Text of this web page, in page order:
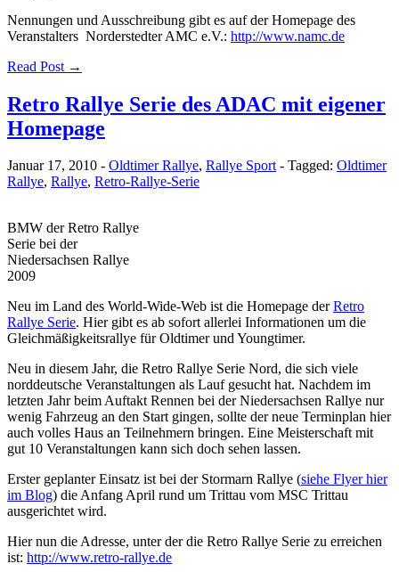
Nennungen und Ausschreibung gibt es auf der Homepage des
Veranstalters Norderstedter AMC e.V.: http://www.namc.de
Read Post →
Retro Rallye Serie des ADAC mit eigener
Homepage
Januar 17, 2010 - Oldtimer Rallye, Rallye Sport - Tagged: Oldtimer
Rallye, Rallye, Retro-Rallye-Serie
BMW der Retro Rallye
Serie bei der
Niedersachsen Rallye
2009
Neu im Land des World-Wide-Web ist die Homepage derRetro
Rallye Serie. Hier gibt es ab sofort allerlei Informationen um die
Gleichmäßigkeitsrallye für Oldtimer und Youngtimer.
Neu in diesem Jahr, die Retro Rallye Serie Nord, die sich viele
norddeutsche Veranstaltungen als Lauf gesucht hat. Nachdem im
letzten Jahr beim Auftakt Rennen bei der Niedersachsen Rallye nur
wenig Fahrzeug an den Start gingen, sollte der neue Terminplan hier
auch volles Haus an Teilnehmern bringen. Eine Meisterschaft mit
gut 10 Veranstaltungen kann sich doch sehen lassen.
Erster geplanter Einsatz ist bei der Stormarn Rallye (siehe Flyer hier
im Blog) die Anfang April rund um Trittau vom MSC Trittau
ausgerichtet wird.
Hier nun die Adresse, unter der die Retro Rallye Serie zu erreichen
ist: http://www.retro-rallye.de